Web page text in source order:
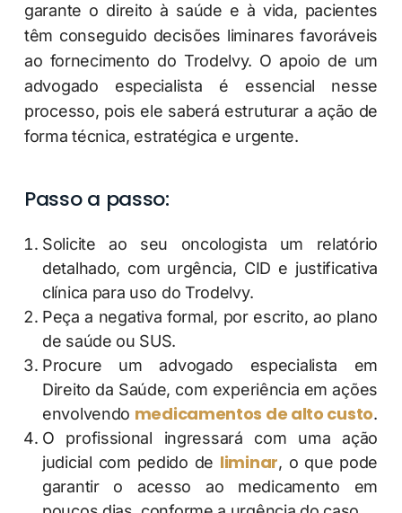
garante o direito à saúde e à vida, pacientes
têm conseguido decisões liminares favoráveis
ao fornecimento do Trodelvy. O apoio de um
advogado especialista é essencial nesse
processo, pois ele saberá estruturar a ação de
forma técnica, estratégica e urgente.
Passo a passo:
Solicite ao seu oncologista um relatório
detalhado, com urgência, CID e justificativa
clínica para uso do Trodelvy.
Peça a negativa formal, por escrito, ao plano
de saúde ou SUS.
Procure um advogado especialista em
Direito da Saúde, com experiência em ações
envolvendo medicamentos de alto custo.
O profissional ingressará com uma ação
judicial com pedido de liminar, o que pode
garantir o acesso ao medicamento em